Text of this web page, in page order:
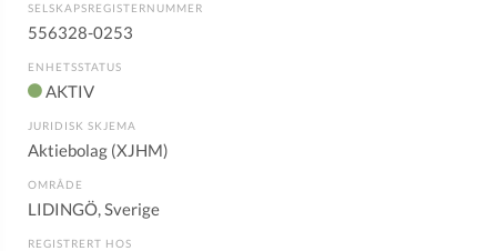
SELSKAPSREGISTERNUMMER
556328-0253
ENHETSSTATUS
AKTIV
JURIDISK SKJEMA
Aktiebolag (XJHM)
OMRÅDE
LIDINGÖ, Sverige
REGISTRERT HOS